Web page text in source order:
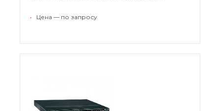
сети.
• Цена — по запросу